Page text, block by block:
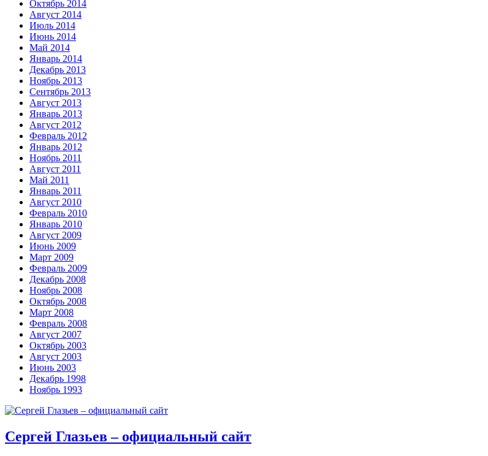
Октябрь 2014
Август 2014
Июль 2014
Июнь 2014
Май 2014
Январь 2014
Декабрь 2013
Ноябрь 2013
Сентябрь 2013
Август 2013
Январь 2013
Август 2012
Февраль 2012
Январь 2012
Ноябрь 2011
Август 2011
Май 2011
Январь 2011
Август 2010
Февраль 2010
Январь 2010
Август 2009
Июнь 2009
Март 2009
Февраль 2009
Декабрь 2008
Ноябрь 2008
Октябрь 2008
Март 2008
Февраль 2008
Август 2007
Октябрь 2003
Август 2003
Июнь 2003
Декабрь 1998
Ноябрь 1993
Сергей Глазьев – официальный сайт